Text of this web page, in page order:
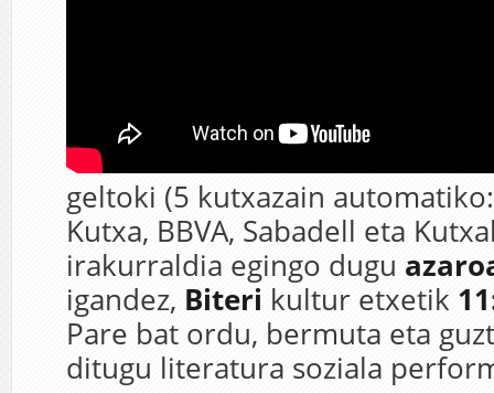
geltoki (5 kutxazain
Kutxa, BBVA, Sabadell eta
irakurraldia egingo dugu
igandez, Biteri kultur etxetik
Pare bat ordu, bermuta eta
ditugu literatura soziala